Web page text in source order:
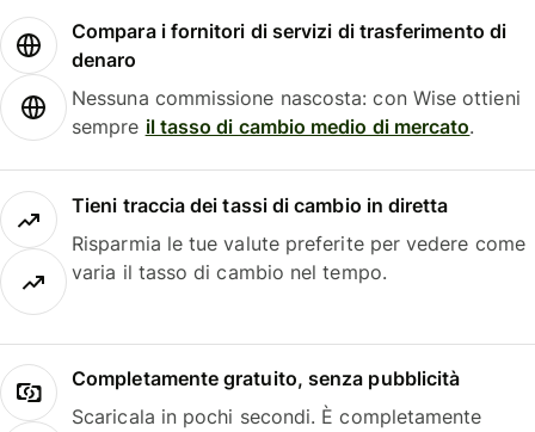
Compara i fornitori di servizi di trasferimento di
denaro
Nessuna commissione nascosta: con Wise ottieni
sempre il tasso di cambio medio di mercato.
Tieni traccia dei tassi di cambio in diretta
Risparmia le tue valute preferite per vedere come
varia il tasso di cambio nel tempo.
Completamente gratuito, senza pubblicità
Scaricala in pochi secondi. È completamente